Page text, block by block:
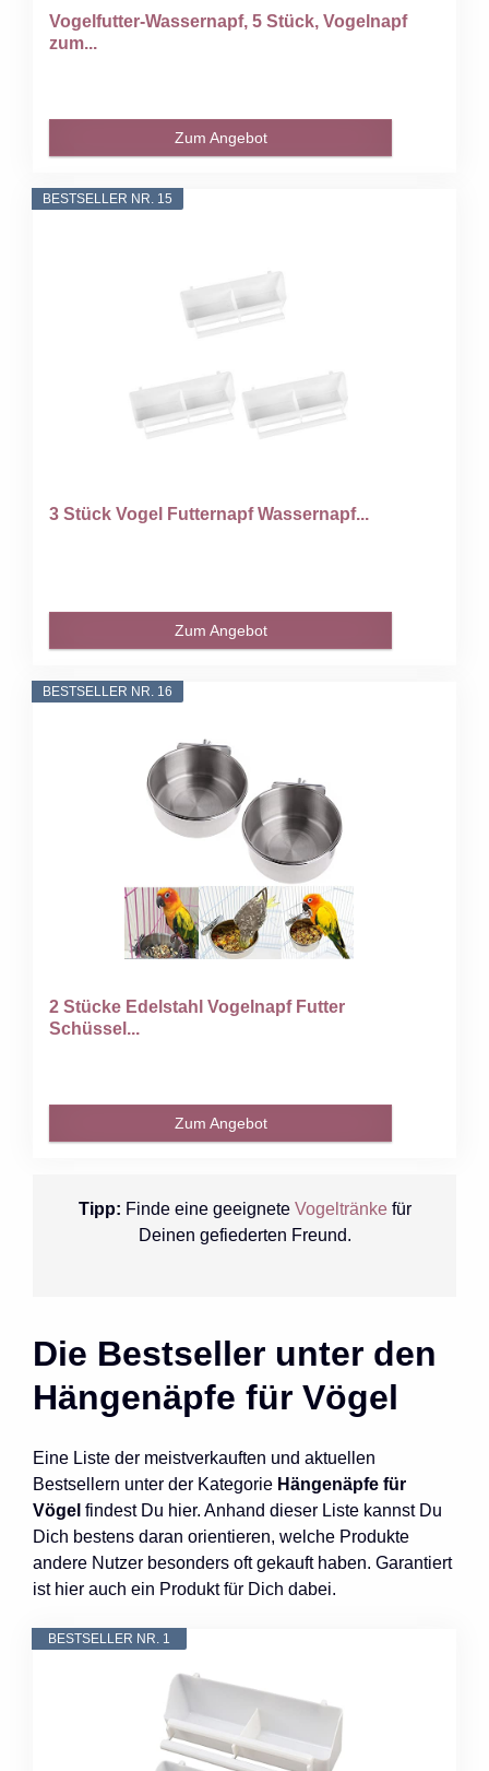
Vogelfutter-Wassernapf, 5 Stück, Vogelnapf
zum...
Zum Angebot
BESTSELLER NR. 15
3 Stück Vogel Futternapf Wassernapf...
Zum Angebot
BESTSELLER NR. 16
2 Stücke Edelstahl Vogelnapf Futter
Schüssel...
Zum Angebot
Tipp: Finde eine geeignete Vogeltränkefür
Deinen gefiederten Freund.
Die Bestseller unter den
Hängenäpfe für Vögel
Eine Liste der meistverkauften und aktuellen
Bestsellern unter der Kategorie Hängenäpfe für
Vögel findest Du hier. Anhand dieser Liste kannst Du
Dich bestens daran orientieren, welche Produkte
andere Nutzer besonders oft gekauft haben. Garantiert
ist hier auch ein Produkt für Dich dabei.
BESTSELLER NR. 1